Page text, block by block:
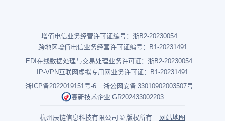
增值电信业务经营许可证编号：浙B2-20230054
跨地区增值电信业务经营许可证编号：B1-20231491
EDI在线数据处理与交易处理业务许可证：浙B2-20230054
IP-VPN互联网虚拟专用网业务许可证：B1-20231491
浙ICP备2022019151号-6
浙公网安备 33010902003507号
高新技术企业 GR202433002203
杭州辰链信息科技有限公司 © 版权所有 网站地图